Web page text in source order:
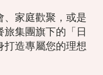
、家庭歡聚，或是
集團旗下的「日
打造專屬您的理想